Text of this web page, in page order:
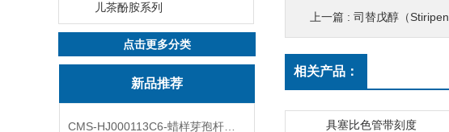
儿茶酚胺系列
点击更多分类
新品推荐
上一篇 : 司替戊醇（
相关产品：
具塞比色管带刻度